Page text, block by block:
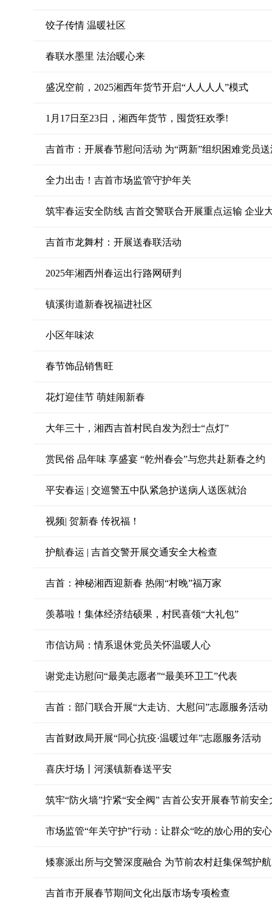
饺子传情 温暖社区
春联水墨里 法治暖心来
盛况空前，2025湘西年货节开启“人人人人”模式
1月17日至23日，湘西年货节，囤货狂欢季!
吉首市：开展春节慰问活动 为“两新”组织困难党员
全力出击！吉首市场监管守护年关
筑牢春运安全防线 吉首交警联合开展重点运输 企业
吉首市龙舞村：开展送春联活动
2025年湘西州春运出行路网研判
镇溪街道新春祝福进社区
小区年味浓
春节饰品销售旺
花灯迎佳节 萌娃闹新春
大年三十，湘西吉首村民自发为烈士“点灯”
赏民俗 品年味 享盛宴 “乾州春会”与您共赴新春之约
平安春运 | 交巡警五中队紧急护送病人送医就治
视频| 贺新春 传祝福！
护航春运 | 吉首交警开展交通安全大检查
吉首：神秘湘西迎新春 热闹“村晚”福万家
羡慕啦！集体经济结硕果，村民喜领“大礼包”
市信访局：情系退休党员关怀温暖人心
谢党走访慰问“最美志愿者”“最美环卫工”代表
吉首：部门联合开展“大走访、大慰问”志愿服务活动
吉首财政局开展“同心抗疫·温暖过年”志愿服务活动
喜庆圩场丨河溪镇新春送平安
筑牢“防火墙”拧紧“安全阀” 吉首公安开展春节前安全
市场监管“年关守护”行动：让群众“吃的放心用的安
矮寨派出所与交警深度融合 为节前农村赶集保驾护航
吉首市开展春节期间文化出版市场专项检查